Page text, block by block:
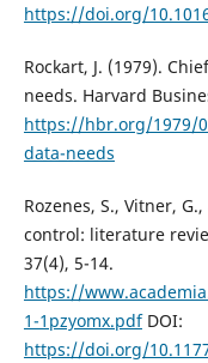
https://doi.org/
Rockart, J. (1979).
needs. Harvard
https://hbr.org/1979/
data-needs
Rozenes, S., Vitner,
control: literature
37(4), 5-14.
https://
1-1pzyomx.pdfDOI:
https://doi.org/